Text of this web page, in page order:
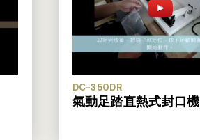
DC-350DR
氣動足踏直熱式封口機